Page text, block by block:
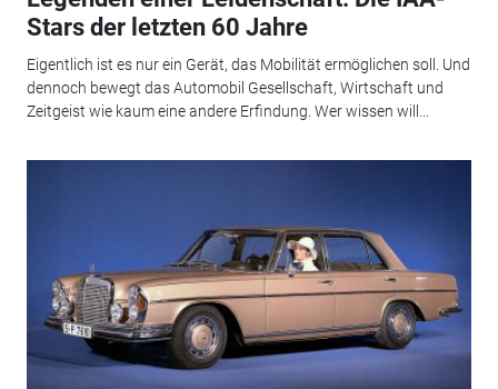
Stars der letzten 60 Jahre
Eigentlich ist es nur ein Gerät, das Mobilität ermöglichen soll. Und
dennoch bewegt das Automobil Gesellschaft, Wirtschaft und
Zeitgeist wie kaum eine andere Erfindung. Wer wissen will...